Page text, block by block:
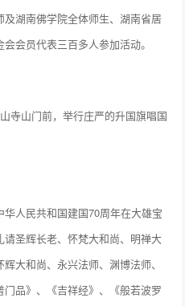
湖南佛学院全体师生、湖南省居
会员代表三百多人参加活动。
寺山门前，举行庄严的升国旗唱国
人民共和国建国70周年在大雄宝
圣辉长老、怀梵大和尚、明禅大
大和尚、永兴法师、渊博法师、
品》、《吉祥经》、《般若波罗